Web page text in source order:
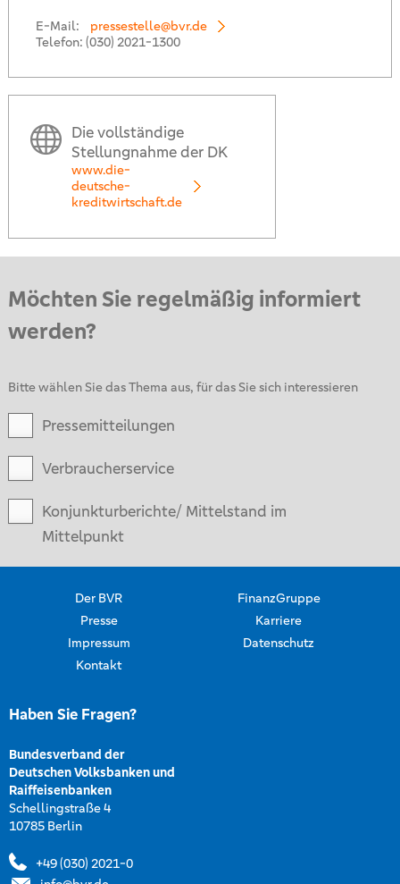
E-Mail:
pressestelle@bvr.de
Telefon: (030) 2021-1300
Die vollständige
Stellungnahme der DK
www.die-
deutsche-
kreditwirtschaft.de
Möchten Sie regelmäßig informiert
werden?
Bitte wählen Sie das Thema aus, für das Sie sich interessieren
Pressemitteilungen
Verbraucherservice
Konjunkturberichte/ Mittelstand im
Mittelpunkt
Der BVR
FinanzGruppe
Presse
Karriere
Impressum
Datenschutz
Kontakt
Haben Sie Fragen?
Bundesverband der
Deutschen Volksbanken und
Raiffeisenbanken
Schellingstraße 4
10785 Berlin
+49 (030) 2021-0